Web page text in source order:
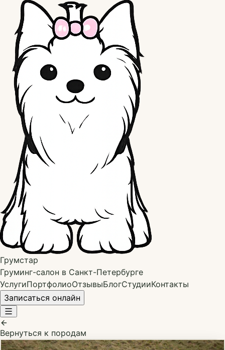
Грумстар
Груминг-салон в Санкт-Петербурге
УслугиПортфолиоОтзывыБлогСтудииКонтакты
Записаться онлайн
Вернуться к породам